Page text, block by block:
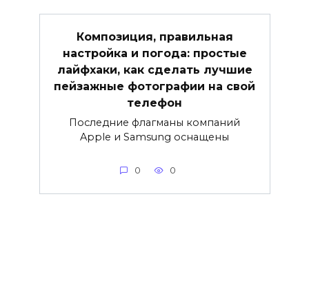
Композиция, правильная
настройка и погода: простые
лайфхаки, как сделать лучшие
пейзажные фотографии на свой
телефон
Последние флагманы компаний
Apple и Samsung оснащены
0 0